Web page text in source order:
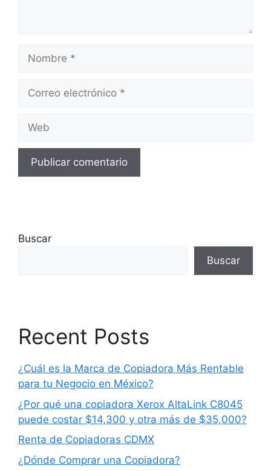
Buscar
Buscar
Recent Posts
¿Cuál es la Marca de Copiadora Más Rentable
para tu Negocio en México?
¿Por qué una copiadora Xerox AltaLink C8045
puede costar $14,300 y otra más de $35,000?
Renta de Copiadoras CDMX
¿Dónde Comprar una Copiadora?